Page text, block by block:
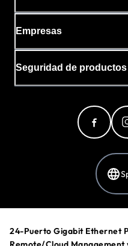
24-Puerto Gigabit Ethernet
Empresas
Seguridad de productos